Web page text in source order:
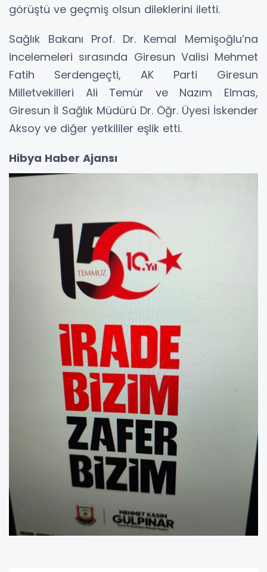
görüştü ve geçmiş olsun dileklerini iletti.
Sağlık Bakanı Prof. Dr. Kemal Memişoğlu’na
incelemeleri sırasında Giresun Valisi Mehmet
Fatih Serdengeçti, AK Parti Giresun
Milletvekilleri Ali Temür ve Nazım Elmas,
Giresun İl Sağlık Müdürü Dr. Öğr. Üyesi İskender
Aksoy ve diğer yetkililer eşlik etti.
Hibya Haber Ajansı